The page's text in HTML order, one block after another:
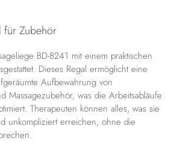
für Zubehör
BD-8241 mit einem praktischen
Dieses Regal ermöglicht eine
Aufbewahrung von
Massagezubehör, was die Arbeitsabläufe
Therapeuten können alles, was sie
unkompliziert erreichen, ohne die